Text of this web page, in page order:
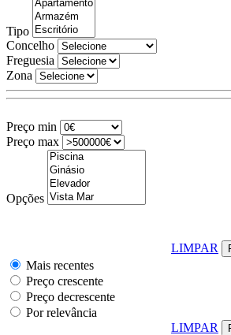
Tipo
Concelho
Freguesia
Zona
Preço min
Preço max
Opções
LIMPAR
Mais recentes
Preço crescente
Preço decrescente
Por relevância
LIMPAR